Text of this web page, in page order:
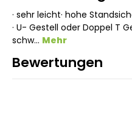
· sehr leicht· hohe
· U- Gestell oder Doppel T
schw… Mehr
Bewertungen